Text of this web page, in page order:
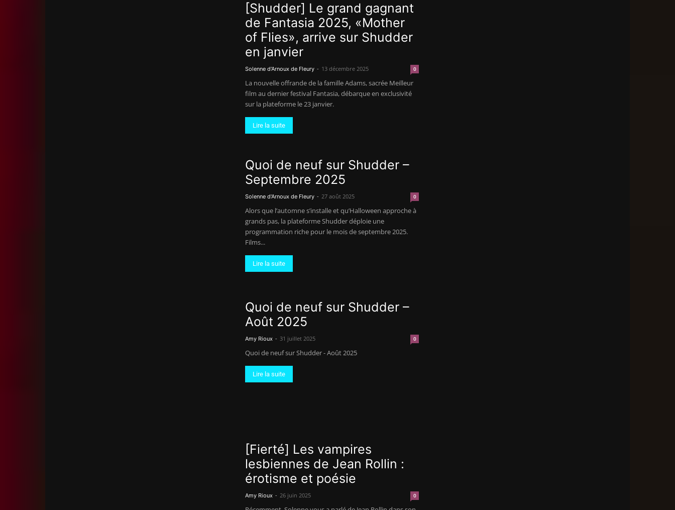
[Shudder] Le grand gagnant
de Fantasia 2025, «Mother
of Flies», arrive sur Shudder
en janvier
Solenne d'Arnoux de Fleury - 13 décembre 2025 0
La nouvelle offrande de la famille Adams, sacrée Meilleur
film au dernier festival Fantasia, débarque en exclusivité
sur la plateforme le 23 janvier.
Lire la suite
Quoi de neuf sur Shudder –
Septembre 2025
Solenne d'Arnoux de Fleury - 27 août 2025 0
Alors que l’automne s’installe et qu’Halloween approche à
grands pas, la plateforme Shudder déploie une
programmation riche pour le mois de septembre 2025.
Films...
Lire la suite
Quoi de neuf sur Shudder –
Août 2025
Amy Rioux - 31 juillet 2025 0
Quoi de neuf sur Shudder - Août 2025
Lire la suite
[Fierté] Les vampires
lesbiennes de Jean Rollin :
érotisme et poésie
Amy Rioux - 26 juin 2025 0